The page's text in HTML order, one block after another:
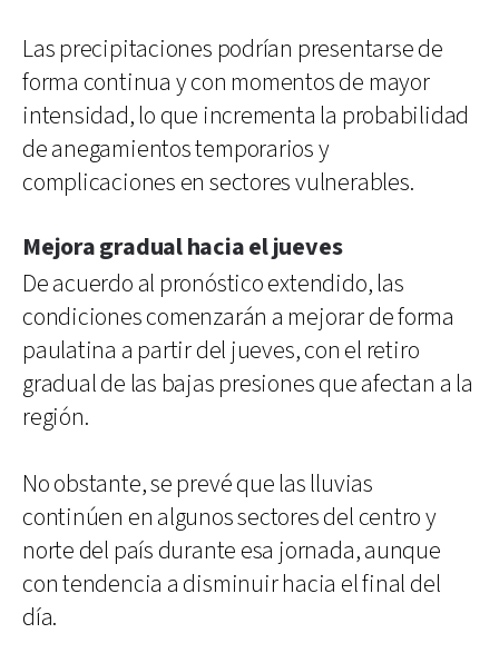
Las precipitaciones podrían presentarse de
forma continua y con momentos de mayor
intensidad, lo que incrementa la probabilidad
de anegamientos temporarios y
complicaciones en sectores vulnerables.
Mejora gradual hacia el jueves
De acuerdo al pronóstico extendido, las
condiciones comenzarán a mejorar de forma
paulatina a partir del jueves, con el retiro
gradual de las bajas presiones que afectan a la
región.
No obstante, se prevé que las lluvias
continúen en algunos sectores del centro y
norte del país durante esa jornada, aunque
con tendencia a disminuir hacia el final del
día.